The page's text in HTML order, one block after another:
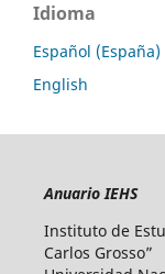
Idioma
Español (España)
English
Anuario IEHS
Instituto de
Carlos Grosso”